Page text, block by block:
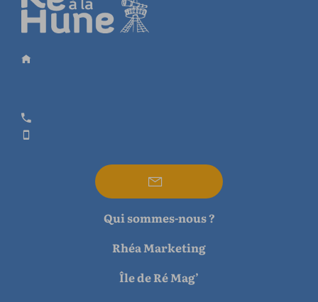
Qui sommes-nous ?
Rhéa Marketing
Île de Ré Mag’